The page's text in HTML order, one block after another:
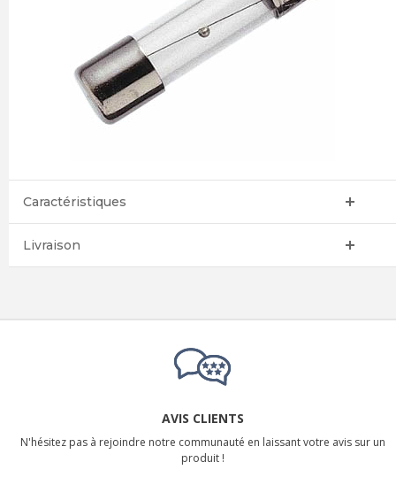
Caractéristiques
Livraison
AVIS CLIENTS
N'hésitez pas à rejoindre notre communauté en laissant votre avis sur un
produit !